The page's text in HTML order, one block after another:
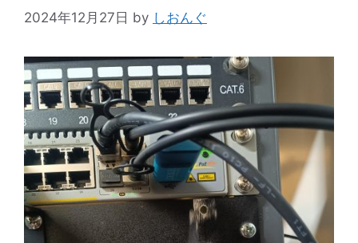
2024年12月27日 by しおんぐ